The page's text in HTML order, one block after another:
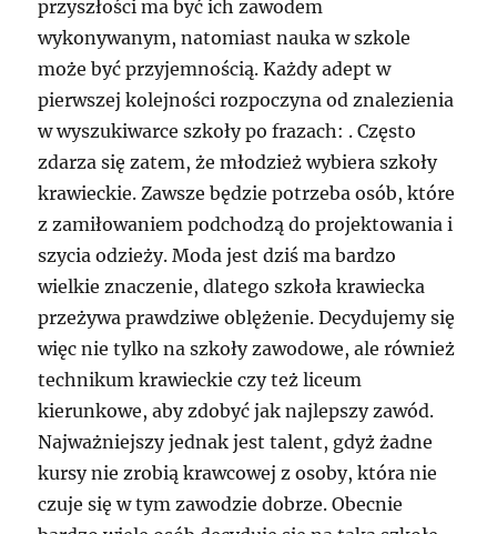
przyszłości ma być ich zawodem
wykonywanym, natomiast nauka w szkole
może być przyjemnością. Każdy adept w
pierwszej kolejności rozpoczyna od znalezienia
w wyszukiwarce szkoły po frazach: . Często
zdarza się zatem, że młodzież wybiera szkoły
krawieckie. Zawsze będzie potrzeba osób, które
z zamiłowaniem podchodzą do projektowania i
szycia odzieży. Moda jest dziś ma bardzo
wielkie znaczenie, dlatego szkoła krawiecka
przeżywa prawdziwe oblężenie. Decydujemy się
więc nie tylko na szkoły zawodowe, ale również
technikum krawieckie czy też liceum
kierunkowe, aby zdobyć jak najlepszy zawód.
Najważniejszy jednak jest talent, gdyż żadne
kursy nie zrobią krawcowej z osoby, która nie
czuje się w tym zawodzie dobrze. Obecnie